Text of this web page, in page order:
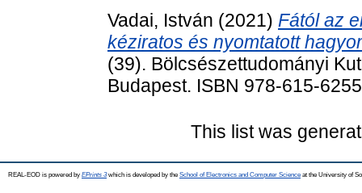
Vadai, István (2021) Fától az
kéziratos és nyomtatott
(39). Bölcsészettudományi
Budapest. ISBN 978-615-
This list was
REAL-EOD is powered by EPrints 3which is developed by the School of Electronics and Computer Science at the University of